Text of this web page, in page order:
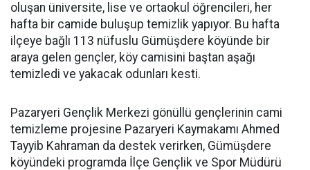
oluşan üniversite, lise ve ortaokul öğrencileri, her
hafta bir camide buluşup temizlik yapıyor. Bu hafta
ilçeye bağlı 113 nüfuslu Gümüşdere köyünde bir
araya gelen gençler, köy camisini baştan aşağı
temizledi ve yakacak odunları kesti.
Pazaryeri Gençlik Merkezi gönüllü gençlerinin cami
temizleme projesine Pazaryeri Kaymakamı Ahmed
Tayyib Kahraman da destek verirken, Gümüşdere
köyündeki programda İlçe Gençlik ve Spor Müdürü